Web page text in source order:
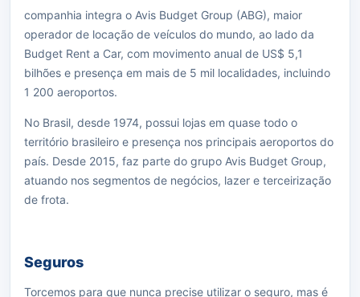
companhia integra o Avis Budget Group (ABG), maior
operador de locação de veículos do mundo, ao lado da
Budget Rent a Car, com movimento anual de US$ 5,1
bilhões e presença em mais de 5 mil localidades, incluindo
1 200 aeroportos.
No Brasil, desde 1974, possui lojas em quase todo o
território brasileiro e presença nos principais aeroportos do
país. Desde 2015, faz parte do grupo Avis Budget Group,
atuando nos segmentos de negócios, lazer e terceirização
de frota.
Seguros
Torcemos para que nunca precise utilizar o seguro, mas é